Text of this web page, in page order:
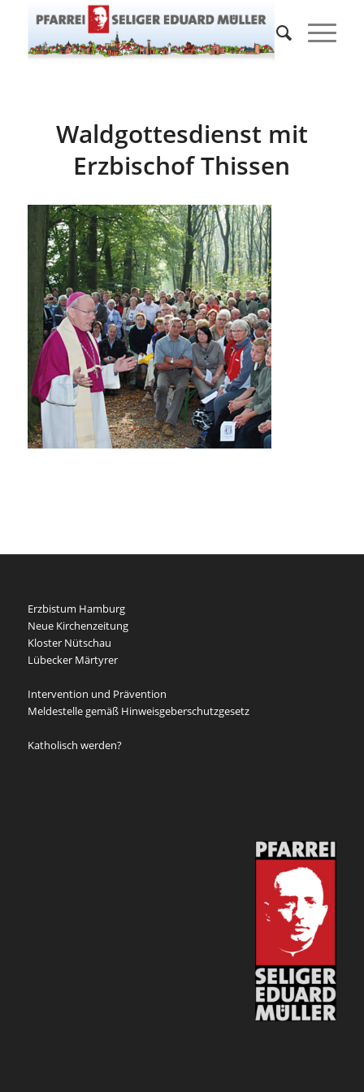
Waldgottesdienst mit
Erzbischof Thissen
Erzbistum Hamburg
Neue Kirchenzeitung
Kloster Nütschau
Lübecker Märtyrer
Intervention und Prävention
Meldestelle gemäß Hinweisgeberschutzgesetz
Katholisch werden?